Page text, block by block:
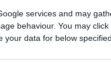
services and may
behaviour. You may
your data for below
ίδια στιγμή,
σχέσεις, ενώ
και
τα εξής: «Οι